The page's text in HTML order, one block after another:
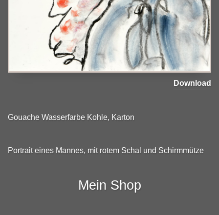
Download
Gouache Wasserfarbe Kohle, Karton
Portrait eines Mannes, mit rotem Schal und Schirmmütze
Mein Shop